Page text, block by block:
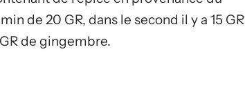
de 20 GR, dans le second il y a 15 GR
de gingembre.